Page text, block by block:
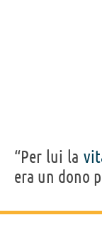
“Per lui la
era un dono